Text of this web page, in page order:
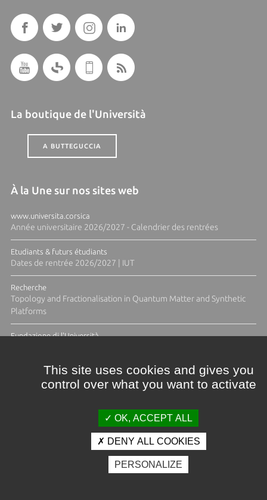
La boutique de l'Università
A BUTTEGUCCIA
À la Une sur nos sites web
www.universita.corsica
Année universitaire 2026/2027 - Calendrier des rentrées
Etudiants & futurs étudiants
Dates de rentrée 2026/2027 | IUT
Recherche
Topology and Fractionalisation in Quantum Matter and Synthetic
Platforms
Fundazione di l'Università
Crédits et mentions légales
Espace presse
Photothèque
This site uses cookies and gives you
control over what you want to activate
OK, ACCEPT ALL
DENY ALL COOKIES
PERSONALIZE